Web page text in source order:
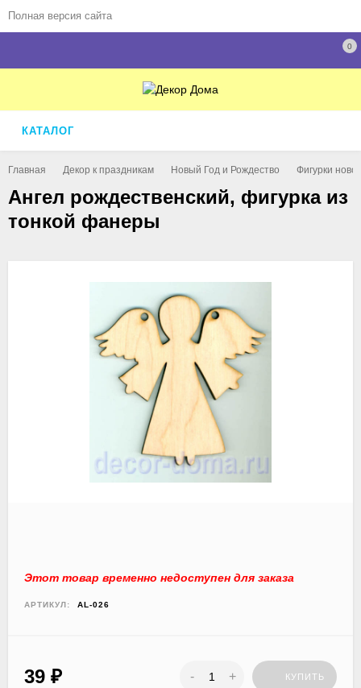
Полная версия сайта
0
КАТАЛОГ
Главная Декор к праздникам Новый Год и Рождество Фигурки
Ангел рождественский, фигурка из
тонкой фанеры
Этот товар временно недоступен для заказа
АРТИКУЛ: AL-026
39 ₽ - + КУПИТЬ